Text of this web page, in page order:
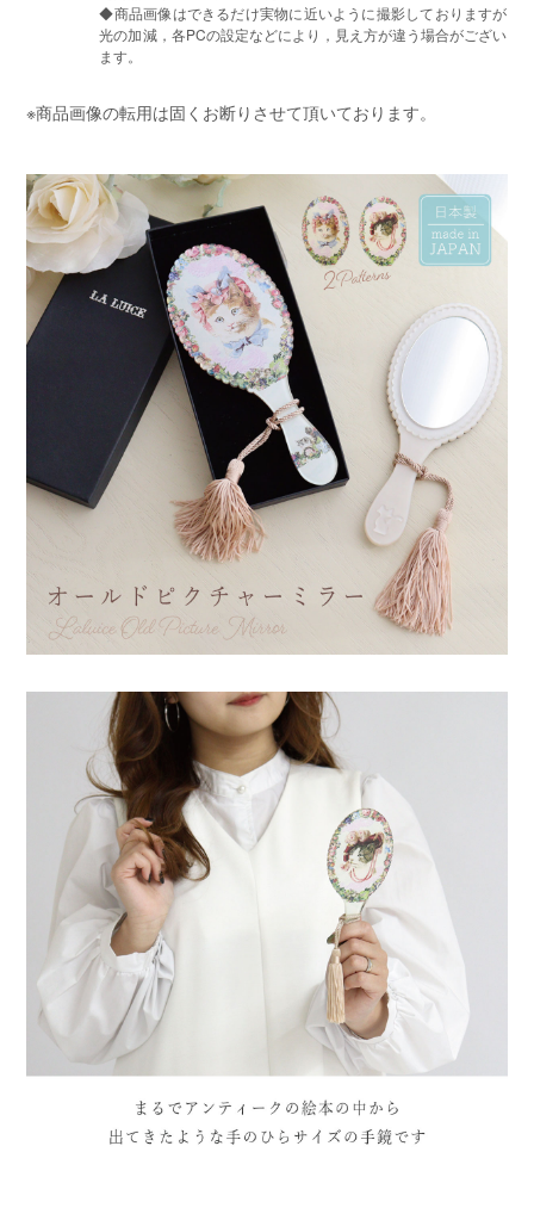
◆商品画像はできるだけ実物に近いように撮影しておりますが
光の加減，各PCの設定などにより，見え方が違う場合がござい
ます。
※商品画像の転用は固くお断りさせて頂いております。